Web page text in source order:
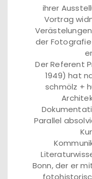
ihrer
Vortrag
der Fotografie
Der Referent
1949) hat
schmölz +
Parallel
Bonn, der er